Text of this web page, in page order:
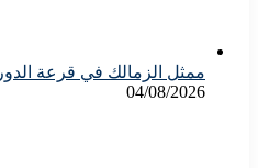
ممثل الزمالك في قرعة
04/08/2026